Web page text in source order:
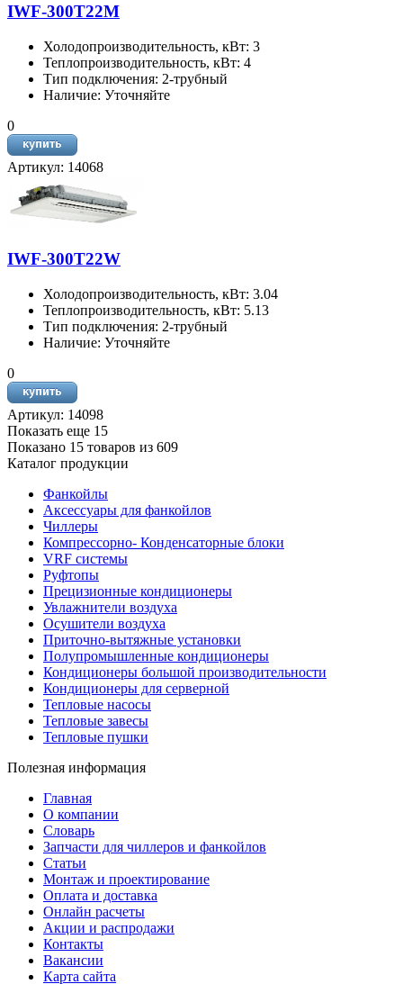
IWF-300T22M
Холодопроизводительность, кВт: 3
Теплопроизводительность, кВт: 4
Тип подключения: 2-трубный
Наличие: Уточняйте
0
Артикул: 14068
IWF-300T22W
Холодопроизводительность, кВт: 3.04
Теплопроизводительность, кВт: 5.13
Тип подключения: 2-трубный
Наличие: Уточняйте
0
Артикул: 14098
Показать еще 15
Показано 15 товаров из 609
Каталог продукции
Фанкойлы
Аксессуары для фанкойлов
Чиллеры
Компрессорно- Конденсаторные блоки
VRF системы
Руфтопы
Прецизионные кондиционеры
Увлажнители воздуха
Осушители воздуха
Приточно-вытяжные установки
Полупромышленные кондиционеры
Кондиционеры большой производительности
Кондиционеры для серверной
Тепловые насосы
Тепловые завесы
Тепловые пушки
Полезная информация
Главная
О компании
Словарь
Запчасти для чиллеров и фанкойлов
Статьи
Монтаж и проектирование
Оплата и доставка
Онлайн расчеты
Акции и распродажи
Контакты
Вакансии
Карта сайта